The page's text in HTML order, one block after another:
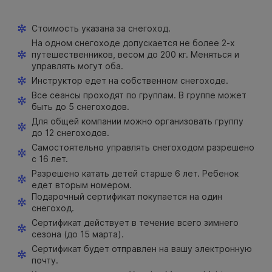
Стоимость указана за снегоход.
На одном снегоходе допускается не более 2-х
путешественников, весом до 200 кг. Меняться и
управлять могут оба.
Инструктор едет на собственном снегоходе.
Все сеансы проходят по группам. В группе может
быть до 5 снегоходов.
Для общей компании можно организовать группу
до 12 снегоходов.
Самостоятельно управлять снегоходом разрешено
с 16 лет.
Разрешено катать детей старше 6 лет. Ребенок
едет вторым номером.
Подарочный сертификат покупается на один
снегоход.
Сертификат действует в течение всего зимнего
сезона (до 15 марта).
Сертификат будет отправлен на вашу электронную
почту.